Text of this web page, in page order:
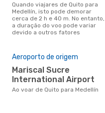
Quando viajares de Quito para
Medellín, isto pode demorar
cerca de 2 h e 40 m. No entanto,
a duração do voo pode variar
devido a outros fatores
Aeroporto de origem
Mariscal Sucre
International Airport
Ao voar de Quito para Medellín